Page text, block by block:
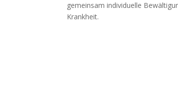
gemeinsam individuelle
Krankheit.